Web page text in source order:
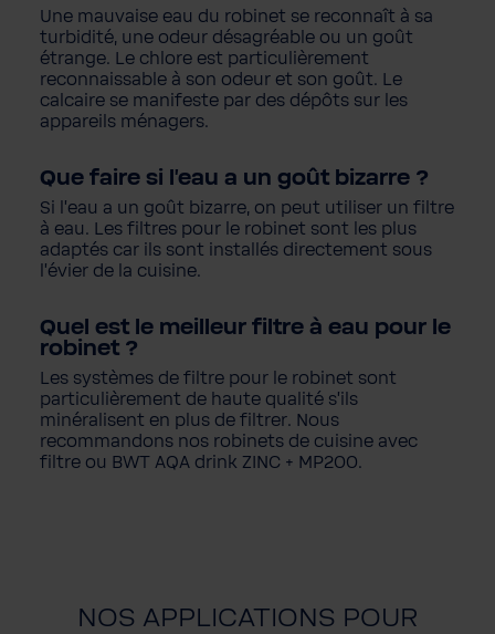
Une mauvaise eau du robinet se reconnaît à sa
turbidité, une odeur désagréable ou un goût
étrange. Le chlore est particulièrement
reconnaissable à son odeur et son goût. Le
calcaire se manifeste par des dépôts sur les
appareils ménagers.
Que faire si l'eau a un goût bizarre ?
Si l'eau a un goût bizarre, on peut utiliser un filtre
à eau. Les filtres pour le robinet sont les plus
adaptés car ils sont installés directement sous
l'évier de la cuisine.
Quel est le meilleur filtre à eau pour le
robinet ?
Les systèmes de filtre pour le robinet sont
particulièrement de haute qualité s'ils
minéralisent en plus de filtrer. Nous
recommandons nos robinets de cuisine avec
filtre ou BWT AQA drink ZINC + MP200.
NOS APPLICATIONS POUR